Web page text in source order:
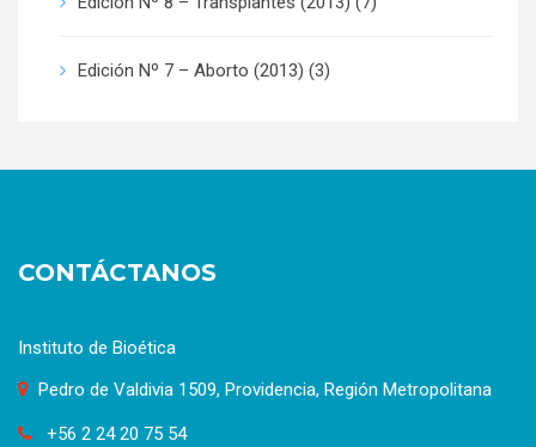
Edición Nº 7 – Aborto (2013) (3)
CONTÁCTANOS
Instituto de Bioética
Pedro de Valdivia 1509, Providencia, Región Metropolitana
+56 2 24 20 75 54